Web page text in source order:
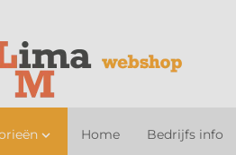
 Home Bedrijfs info